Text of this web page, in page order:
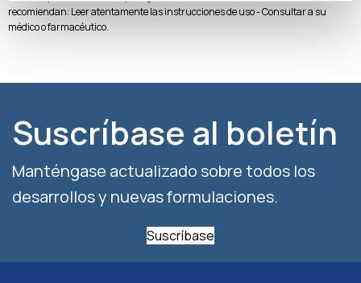
recomiendan: Leer atentamente las instrucciones de uso - Consultar a su
médico o farmacéutico.
Suscríbase al boletín
Manténgase actualizado sobre todos los
desarrollos y nuevas formulaciones.
Suscríbase